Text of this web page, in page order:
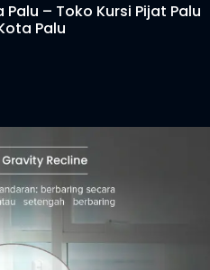
Palu – Toko Kursi Pijat Palu
Palu